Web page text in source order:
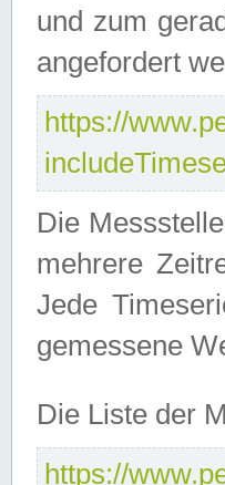
und zum
angefordert
https://
Die
mehrere
Jede
gemessene
Die Liste der
https://